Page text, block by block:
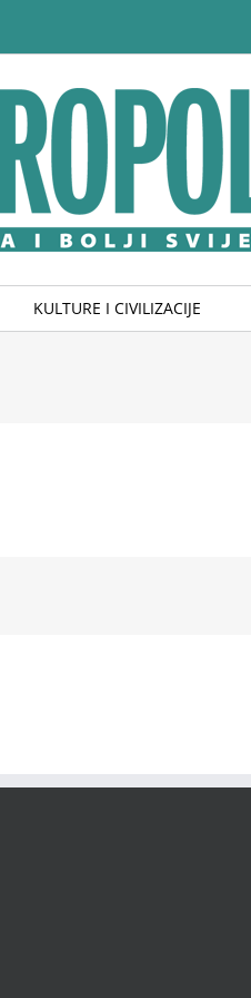
KULTURE I CIVILIZACIJE